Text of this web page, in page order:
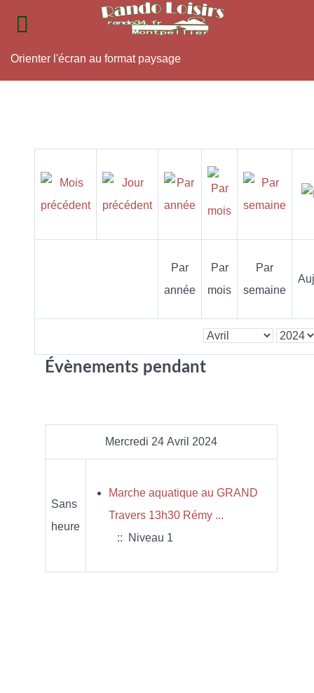
Orienter l'écran au format paysage
Par
année
Par
mois
Par
semaine
Évènements pendant
Mercredi 24 Avril 2024
Sans
heure
Marche aquatique au GRAND
Travers 13h30 Rémy ...
:: Niveau 1